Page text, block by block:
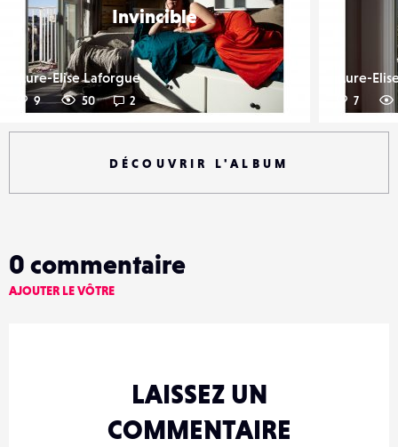
Invincible
Aure-Elise Laforgue
9 50 2
Aure-
7
DÉCOUVRIR L'ALBUM
0 commentaire
AJOUTER LE VÔTRE
LAISSEZ UN
COMMENTAIRE